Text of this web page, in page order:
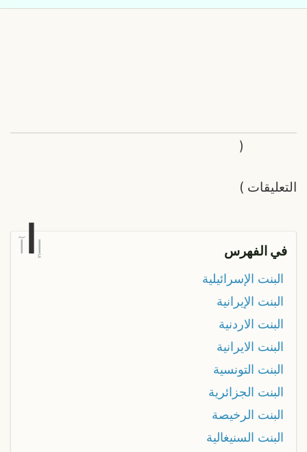
التعليقات
(
)
في الفهرس إ آ
البنت الإسرائيلية
البنت الإيرانية
البنت الاردنية
البنت الايرانية
البنت التونسية
البنت الجزائرية
البنت الرخيصة
البنت السنيغالية